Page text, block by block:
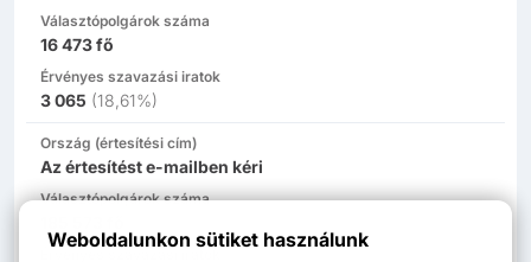
Weboldalunkon sütiket használunk
Választópolgárok száma
16 473fő
Érvényes szavazási iratok
3 065 (18,61%)
Ország (értesítési cím)
Az értesítést e-mailben kéri
Választópolgárok száma